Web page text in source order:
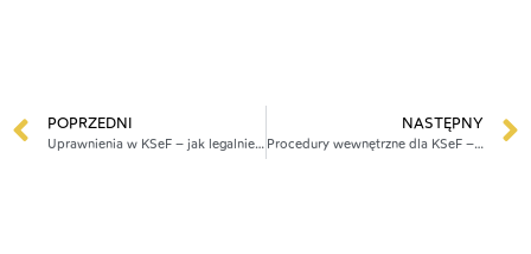
POPRZEDNI
Uprawnienia w KSeF – jak legalnie działać w imieniu klienta?
NASTĘPNY
Procedury wewnętrzne dla KSeF – co powinna mieć każda firma/biuro